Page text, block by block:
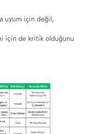
uyum için değil,
için de kritik olduğunu